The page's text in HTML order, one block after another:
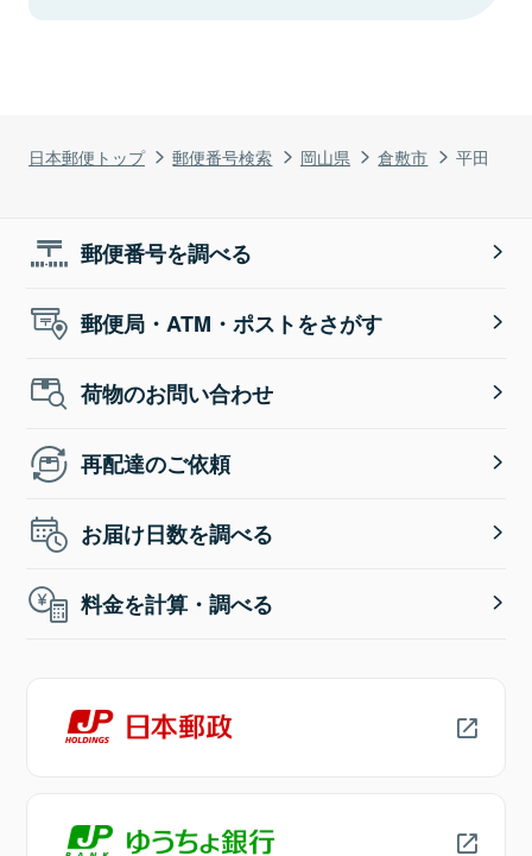
日本郵便トップ 郵便番号検索 岡山県 倉敷市 平田
郵便番号を調べる
郵便局・ATM・ポストをさがす
荷物のお問い合わせ
再配達のご依頼
お届け日数を調べる
料金を計算・調べる